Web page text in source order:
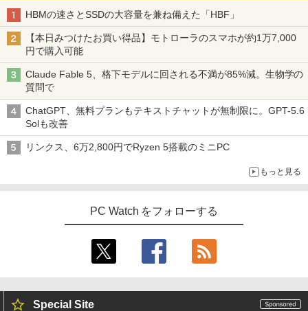
HBMの速さとSSDの大容量を兼ね備えた「HBF」
【本日みつけたお買い得品】モトローラのスマホが約1万7,000
円で購入可能
Claude Fable 5、格下モデルに回される不満が85%減。生物学の
質問で
ChatGPT、無料プランもテキストチャットが無制限に。GPT-5.6
Solも改善
リンクス、6万2,800円でRyzen 5搭載のミニPC
もっと見る
PC Watch をフォローする
Special Site